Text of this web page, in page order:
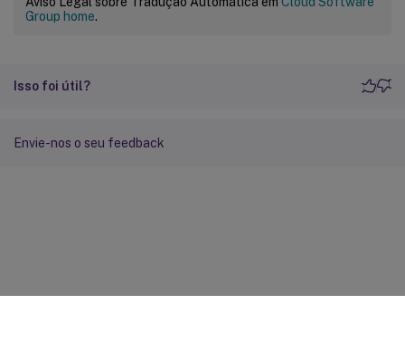
Group home.
Isso foi útil?
Envie-nos o seu feedback